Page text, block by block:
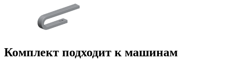
Комплект подходит к машинам